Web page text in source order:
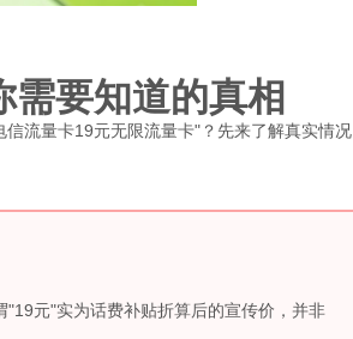
要知道的真相
流量卡19元无限流量卡"？先来了解真实情况
"19元"实为话费补贴折算后的宣传价，并非